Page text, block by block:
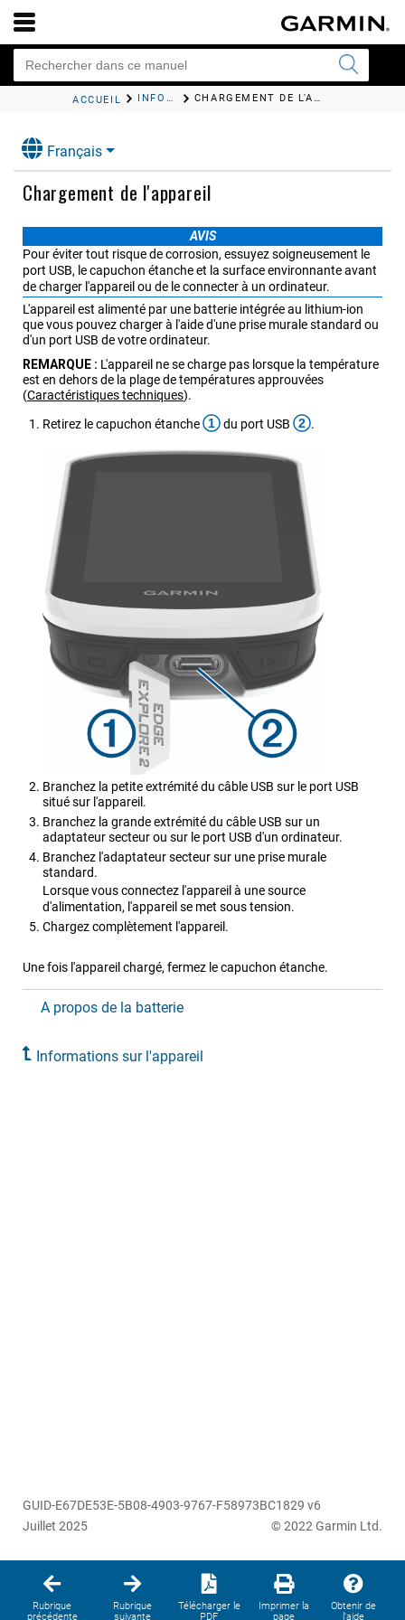
ACCUEIL INFORMATIONS SUR L'APPAREIL CHARGEMENT DE L'APPAREIL
Français
Chargement de l'appareil
AVIS
Pour éviter tout risque de corrosion, essuyez soigneusement le
port USB, le capuchon étanche et la surface environnante avant
de charger l'appareil ou de le connecter à un ordinateur.
L'appareil est alimenté par une batterie intégrée au lithium-ion
que vous pouvez charger à l'aide d'une prise murale standard ou
d'un port USB de votre ordinateur.
REMARQUE : L'appareil ne se charge pas lorsque la température
est en dehors de la plage de températures approuvées
(Caractéristiques techniques).
Retirez le capuchon étanche 1 du port USB 2 .
Branchez la petite extrémité du câble USB sur le port USB
situé sur l'appareil.
Branchez la grande extrémité du câble USB sur un
adaptateur secteur ou sur le port USB d'un ordinateur.
Branchez l'adaptateur secteur sur une prise murale
standard.
Lorsque vous connectez l'appareil à une source
d'alimentation, l'appareil se met sous tension.
Chargez complètement l'appareil.
Une fois l'appareil chargé, fermez le capuchon étanche.
A propos de la batterie
Informations sur l'appareil
GUID-E67DE53E-5B08-4903-9767-F58973BC1829 v6
Juillet 2025
© 2022 Garmin Ltd.
Rubrique
précédente
Rubrique
suivante
Télécharger le
PDF
Imprimer la
page
Obtenir de
l'aide